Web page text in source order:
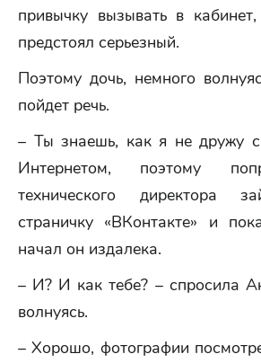
привычку вызывать в
предстоял серьезный.
Поэтому дочь, немного
пойдет речь.
– Ты знаешь, как я не дружу
Интернетом, поэтому
технического директора
страничку «ВКонтакте» и
начал он издалека.
– И? И как тебе? – спросила
волнуясь.
– Хорошо, фотографии